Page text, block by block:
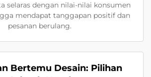
selaras dengan nilai-nilai konsumen
mendapat tanggapan positif dan
pesanan berulang.
Bertemu Desain: Pilihan